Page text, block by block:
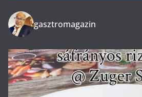
gasztromagazin